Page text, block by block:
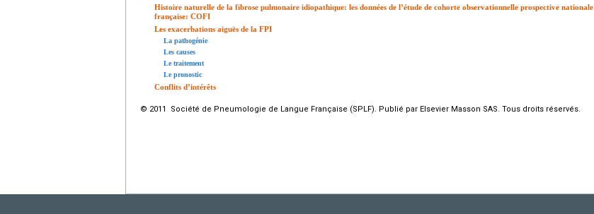
Histoire naturelle de la fibrose pulmonaire idiopathique: les données de l’étude de cohorte observationnelle prospective nationale
française: COFI
Les exacerbations aiguës de la FPI
La pathogénie
Les causes
Le traitement
Le pronostic
Conflits d’intérêts
© 2011 Société de Pneumologie de Langue Française (SPLF). Publié par Elsevier Masson SAS. Tous droits réservés.